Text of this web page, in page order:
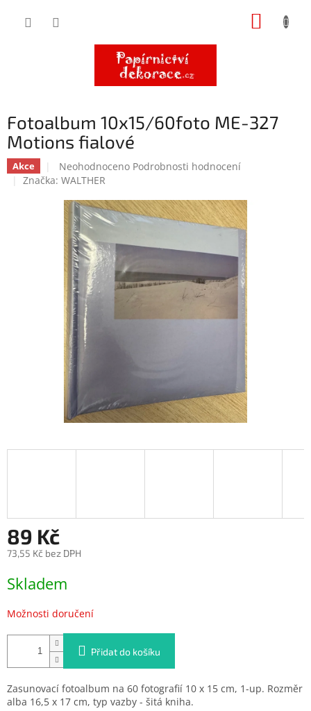
Fotoalbum 10x15/60foto ME-327
Motions fialové
Akce
Průměrné
hodnocení
je
0,0
hvězdiček.
Neohodnoceno Podrobnosti hodnocení
Značka: WALTHER
89 Kč
73,55 Kč bez DPH
cena:
Skladem
Možnosti doručení
Přidat do košíku
Zasunovací fotoalbum na 60 fotografií 10 x 15 cm, 1-up. Rozměr
alba 16,5 x 17 cm, typ vazby - šitá kniha.